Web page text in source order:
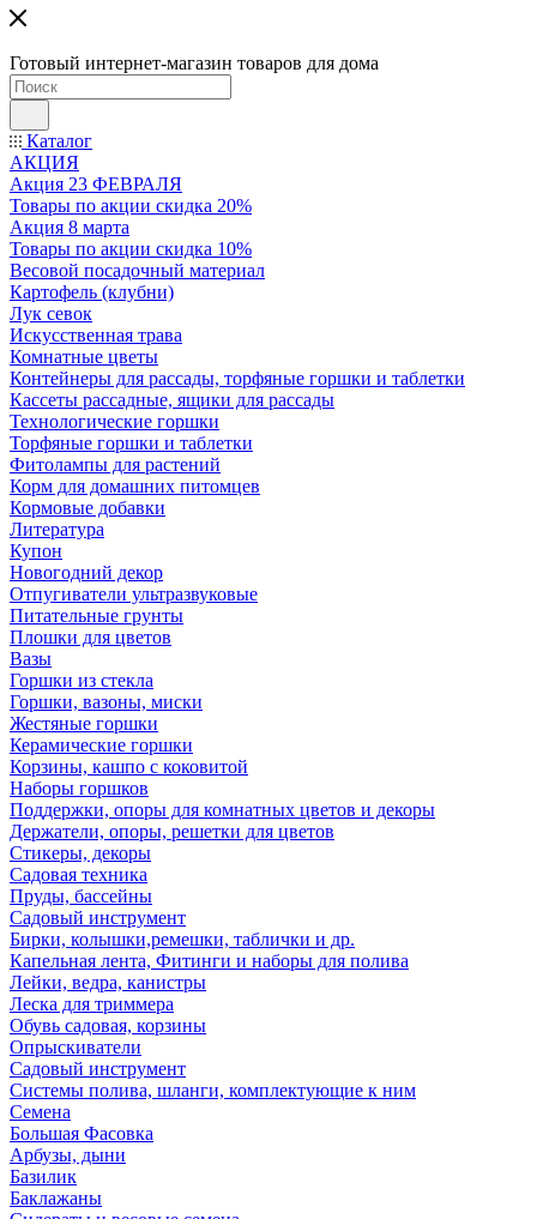
Готовый интернет-магазин товаров для дома
Каталог
АКЦИЯ
Акция 23 ФЕВРАЛЯ
Товары по акции скидка 20%
Акция 8 марта
Товары по акции скидка 10%
Весовой посадочный материал
Картофель (клубни)
Лук севок
Искусственная трава
Комнатные цветы
Контейнеры для рассады, торфяные горшки и таблетки
Кассеты рассадные, ящики для рассады
Технологические горшки
Торфяные горшки и таблетки
Фитолампы для растений
Корм для домашних питомцев
Кормовые добавки
Литература
Купон
Новогодний декор
Отпугиватели ультразвуковые
Питательные грунты
Плошки для цветов
Вазы
Горшки из стекла
Горшки, вазоны, миски
Жестяные горшки
Керамические горшки
Корзины, кашпо с коковитой
Наборы горшков
Поддержки, опоры для комнатных цветов и декоры
Держатели, опоры, решетки для цветов
Стикеры, декоры
Садовая техника
Пруды, бассейны
Садовый инструмент
Бирки, колышки,ремешки, таблички и др.
Капельная лента, Фитинги и наборы для полива
Лейки, ведра, канистры
Леска для триммера
Обувь садовая, корзины
Опрыскиватели
Садовый инструмент
Системы полива, шланги, комплектующие к ним
Семена
Большая Фасовка
Арбузы, дыни
Базилик
Баклажаны